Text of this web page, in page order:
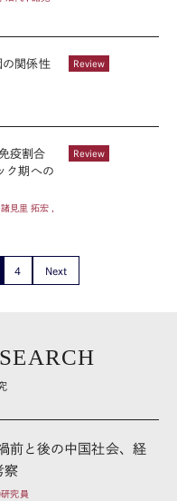
Review
の関係性
Review
疫割合
ク期への
見里 拓宏 ,
4 Next
前と後の中国社会、経
察
究員